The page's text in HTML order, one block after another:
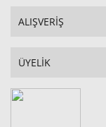
ALIŞVERİŞ
ÜYELİK